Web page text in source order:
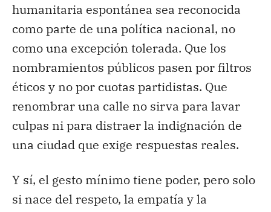
humanitaria espontánea sea reconocida
como parte de una política nacional, no
como una excepción tolerada. Que los
nombramientos públicos pasen por filtros
éticos y no por cuotas partidistas. Que
renombrar una calle no sirva para lavar
culpas ni para distraer la indignación de
una ciudad que exige respuestas reales.
Y sí, el gesto mínimo tiene poder, pero solo
si nace del respeto, la empatía y la